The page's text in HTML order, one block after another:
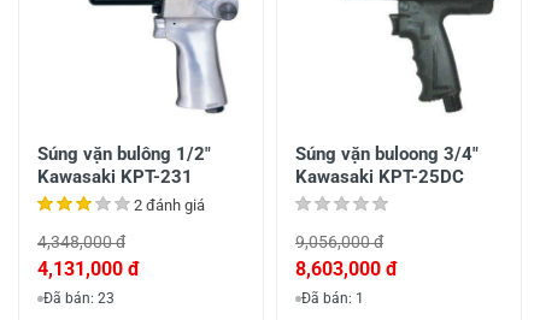
Súng vặn bulông 1/2"
Kawasaki KPT-231
2 đánh giá
4,348,000 đ
4,131,000 đ
Đã bán: 23
Súng vặn buloong 3/4"
Kawasaki KPT-25DC
9,056,000 đ
8,603,000 đ
Đã bán: 1